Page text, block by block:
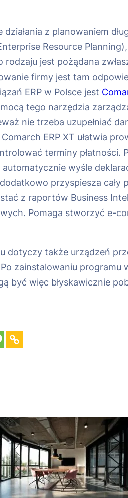
z planowaniem
Resource
jest pożądana
firmy jest tam
ERP w Polsce jest
tego narzędzia
nie trzeba uzupełniać
ERP XT ułatwia
terminy płatności.
wyśle
przyspiesza
z raportów Business
Pomaga stworzyć e-
dotyczy także urządzeń
Po zainstalowaniu programu
być więc błyskawicznie